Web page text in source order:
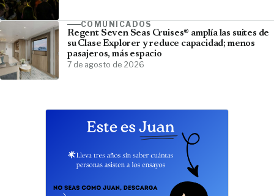
COMUNICADOS
Regent Seven Seas Cruises® amplía las suites de
su Clase Explorer y reduce capacidad; menos
pasajeros, más espacio
7 de agosto de 2026